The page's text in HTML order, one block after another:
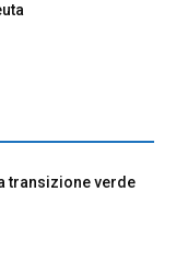
transizione verde